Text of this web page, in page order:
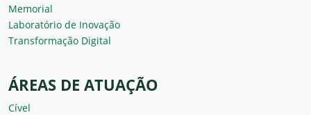
Memorial
Laboratório de Inovação
Transformação Digital
ÁREAS DE ATUAÇÃO
Cível